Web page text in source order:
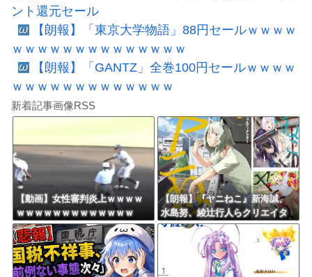
ント還元セール
【朗報】「東京大学物語」88円セールｗｗｗｗ
ｗｗｗｗｗｗｗｗｗｗｗｗｗｗ
【朗報】「GANTZ」全巻100円セールｗｗｗｗ
ｗｗｗｗｗｗｗｗｗｗｗｗｗ
新着記事画像RSS
【動画】女性審判炎上ｗｗｗｗ
ｗｗｗｗｗｗｗｗｗｗｗｗｗ
【朗報】『ヤニねこ』新海誠、
水島努、綾辻行人らクリエイタ
ーが絶賛ｗｗｗｗｗｗｗｗｗ